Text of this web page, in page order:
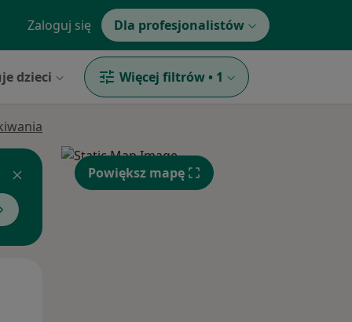
Zaloguj się Dla profesjonalistów
dzieci Więcej filtrów • 1
Powiększ mapę